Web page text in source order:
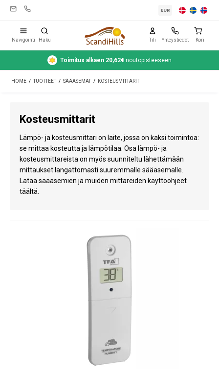
Leirintävarusteet
Teltat
Matkavarusteet
Auto ja peräkärry
Kaasu
EUR
Navigointi Haku Tili Yhteystiedot Kori
Toimitus alkaen 20,62€ noutopisteeseen
HOME / TUOTTEET / SÄÄASEMAT / KOSTEUSMITTARIT
Kosteusmittarit
Lämpö- ja kosteusmittari on laite, jossa on kaksi toimintoa:
se mittaa kosteutta ja lämpötilaa. Osa lämpö- ja
kosteusmittareista on myös suunniteltu lähettämään
mittaukset langattomasti suuremmalle sääasemalle.
Lataa sääasemien ja muiden mittareiden käyttöohjeet
täältä.